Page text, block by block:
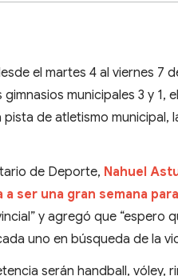
el martes 4 al viernes 7
municipales 3 y 1,
de atletismo municipal,
de Deporte, Nahuel
ser una gran semana
y agregó que “espero
uno en búsqueda de la
serán handball, vóley,